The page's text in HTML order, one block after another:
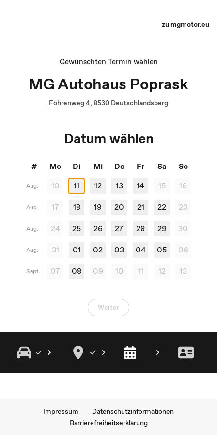
zu mgmotor.eu
Gewünschten Termin wählen
MG Autohaus Poprask
Föhrenweg 4, 8530 Deutschlandsberg
Datum wählen
# Mo Di Mi Do Fr Sa So
Aug. 10 11 12 13 14 15 16
Aug. 17 18 19 20 21 22 23
Aug. 24 25 26 27 28 29 30
Aug. 31 01 02 03 04 05 06
Sept. 07 08 09 10 11 12 13
Weiter
Impressum
Datenschutzinformationen
Barrierefreiheitserklärung